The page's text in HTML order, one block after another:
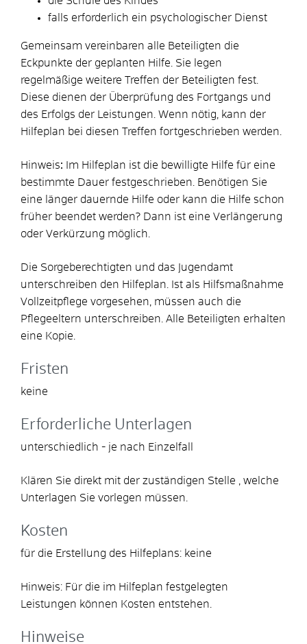
falls erforderlich ein psychologischer Dienst
Gemeinsam vereinbaren alle Beteiligten die
Eckpunkte der geplanten Hilfe. Sie legen
regelmäßige weitere Treffen der Beteiligten fest.
Diese dienen der Überprüfung des Fortgangs und
des Erfolgs der Leistungen. Wenn nötig, kann der
Hilfeplan bei diesen Treffen fortgeschrieben werden.
Hinweis: Im Hilfeplan ist die bewilligte Hilfe für eine
bestimmte Dauer festgeschrieben. Benötigen Sie
eine länger dauernde Hilfe oder kann die Hilfe schon
früher beendet werden? Dann ist eine Verlängerung
oder Verkürzung möglich.
Die Sorgeberechtigten und das Jugendamt
unterschreiben den Hilfeplan. Ist als Hilfsmaßnahme
Vollzeitpflege vorgesehen, müssen auch die
Pflegeeltern unterschreiben. Alle Beteiligten erhalten
eine Kopie.
Fristen
keine
Erforderliche Unterlagen
unterschiedlich - je nach Einzelfall
Klären Sie direkt mit der zuständigen Stelle , welche
Unterlagen Sie vorlegen müssen.
Kosten
für die Erstellung des Hilfeplans: keine
Hinweis: Für die im Hilfeplan festgelegten
Leistungen können Kosten entstehen.
Hinweise